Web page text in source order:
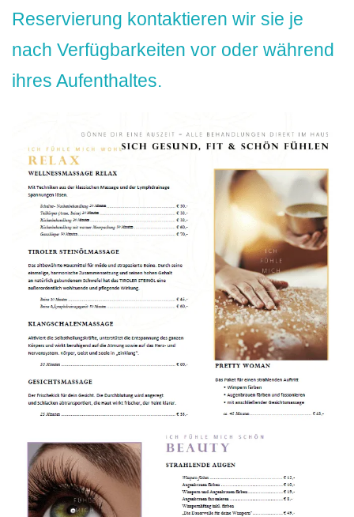
Reservierung kontaktieren wir sie je
nach Verfügbarkeiten vor oder während
ihres Aufenthaltes.